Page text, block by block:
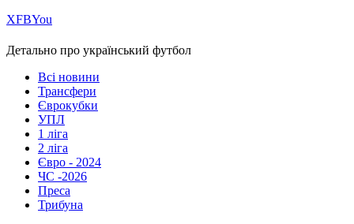
ХFBYou
Детально про український футбол
Всі новини
Трансфери
Єврокубки
УПЛ
1 ліга
2 ліга
Євро - 2024
ЧС -2026
Преса
Трибуна